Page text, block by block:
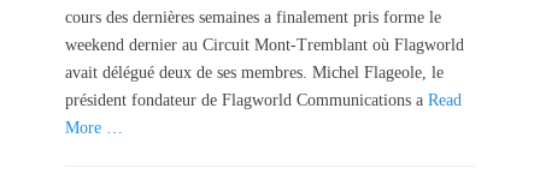
o
n
cours des dernières semaines a finalement pris forme le
weekend dernier au Circuit Mont-Tremblant où Flagworld
avait délégué deux de ses membres. Michel Flageole, le
président fondateur de Flagworld Communications a Read
More …